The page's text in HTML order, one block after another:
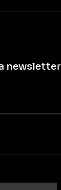
newsletter